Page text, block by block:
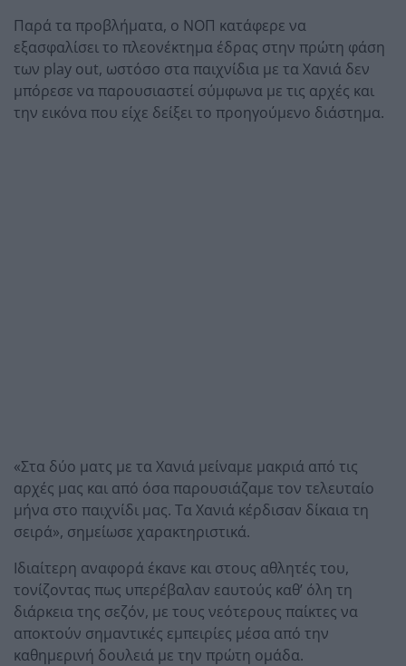
Παρά τα προβλήματα, ο ΝΟΠ κατάφερε να
εξασφαλίσει το πλεονέκτημα έδρας στην πρώτη φάση
των play out, ωστόσο στα παιχνίδια με τα Χανιά δεν
μπόρεσε να παρουσιαστεί σύμφωνα με τις αρχές και
την εικόνα που είχε δείξει το προηγούμενο διάστημα.
«Στα δύο ματς με τα Χανιά μείναμε μακριά από τις
αρχές μας και από όσα παρουσιάζαμε τον τελευταίο
μήνα στο παιχνίδι μας. Τα Χανιά κέρδισαν δίκαια τη
σειρά», σημείωσε χαρακτηριστικά.
Ιδιαίτερη αναφορά έκανε και στους αθλητές του,
τονίζοντας πως υπερέβαλαν εαυτούς καθ’ όλη τη
διάρκεια της σεζόν, με τους νεότερους παίκτες να
αποκτούν σημαντικές εμπειρίες μέσα από την
καθημερινή δουλειά με την πρώτη ομάδα.